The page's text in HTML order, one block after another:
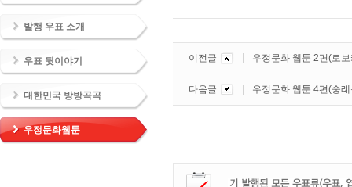
발행 우표 소개
우표 뒷이야기
대한민국 방방곡곡
우정문화웹툰
이전글 우정문화 웹툰 2편(로
다음글 우정문화 웹툰 4편(숭